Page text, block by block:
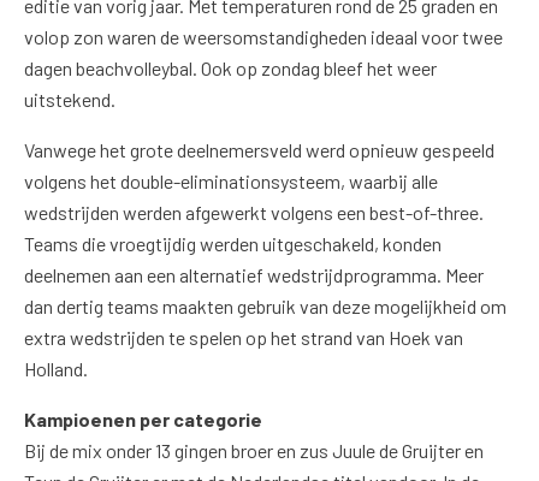
editie van vorig jaar. Met temperaturen rond de 25 graden en
volop zon waren de weersomstandigheden ideaal voor twee
dagen beachvolleybal. Ook op zondag bleef het weer
uitstekend.
Vanwege het grote deelnemersveld werd opnieuw gespeeld
volgens het double-eliminationsysteem, waarbij alle
wedstrijden werden afgewerkt volgens een best-of-three.
Teams die vroegtijdig werden uitgeschakeld, konden
deelnemen aan een alternatief wedstrijdprogramma. Meer
dan dertig teams maakten gebruik van deze mogelijkheid om
extra wedstrijden te spelen op het strand van Hoek van
Holland.
Kampioenen per categorie
Bij de mix onder 13 gingen broer en zus Juule de Gruijter en